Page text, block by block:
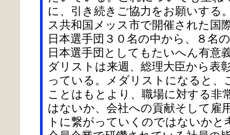
に、引き続きご協力をお願いする
ス共和国メッス市で開催された国
日本選手団３０名の中から、８名
日本選手団としてもたいへん有意
ダリストは来週、総理大臣から表
っている。メダリストになると、
ことはもとより、職場に対する非
はないか、会社への貢献そして雇
トに繋がっていくのではないかと